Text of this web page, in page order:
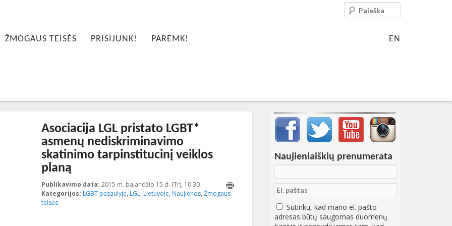
ŽMOGAUS TEISĖS PRISIJUNK! PAREMK! EN
Paieška
Asociacija LGL pristato LGBT*
asmenų nediskriminavimo
skatinimo tarpinstitucinį veiklos
planą
Publikavimo data: 2015 m. balandžio 15 d. (Tr), 10:30 2015-04-15T14:05:18+00:00
Kategorijos: LGBT pasaulyje, LGL, Lietuvoje, Naujienos, Žmogaus
teisės
Svarbių įrašų meniu
Naujienlaiškių prenumerata
Sutinku, kad mano el. pašto
adresas būtų saugomas duomenų